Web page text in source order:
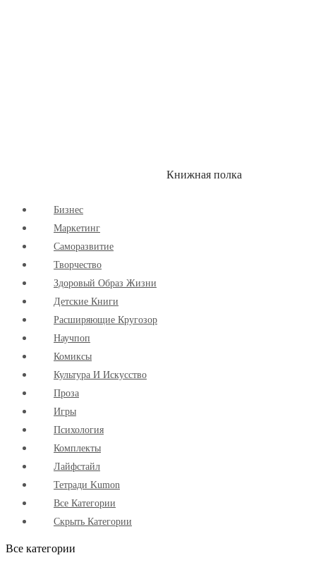
Книжная полка
Бизнес
Маркетинг
Cаморазвитие
Творчество
Здоровый Образ Жизни
Детские Книги
Расширяющие Кругозор
Научпоп
Комиксы
Культура И Искусство
Проза
Игры
Психология
Комплекты
Лайфстайл
Тетради Kumon
Все Категории
Скрыть Категории
Все категории